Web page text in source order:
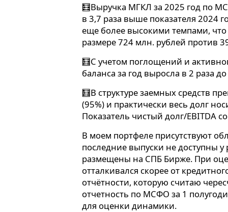
🧮Выручка МГКЛ за 2025 год по
в 3,7 раза выше показателя 2024
еще более высокими темпами,
размере 724 млн. рублей против
🧮С учетом поглощений и
баланса за год выросла в 2 раза
🧮В структуре заемных средств
(95%) и практически весь долг
Показатель чистый долг/EBITDA
В моем портфеле присутствуют
последние выпуски не доступны
размещены на СПБ Бирже. При
отталкивался скорее от
отчётности, которую считаю
отчетность по МСФО за 1
для оценки динамики.